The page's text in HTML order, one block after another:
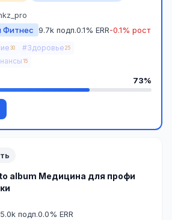
Фитнес 9.7k подп.0.1% ERR-0.1% рост
30 #Здоровье 25
15
73%
album Медицина для профи
подп.0.0% ERR